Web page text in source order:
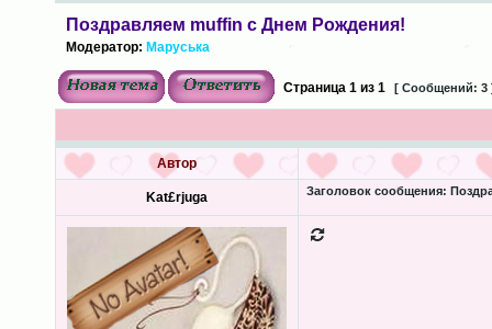
Поздравляем muffin с Днем Рождения!
Модератор: Маруська
Страница 1из 1 [ Сообщений: 3
Автор
Kat£rjuga Заголовок сообщения: